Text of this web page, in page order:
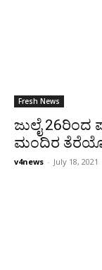
Fresh News
ಜುಲೈ
ಮಂದಿರ
v4news - July 18, 2021